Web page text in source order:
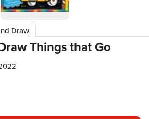
Draw
Things that Go